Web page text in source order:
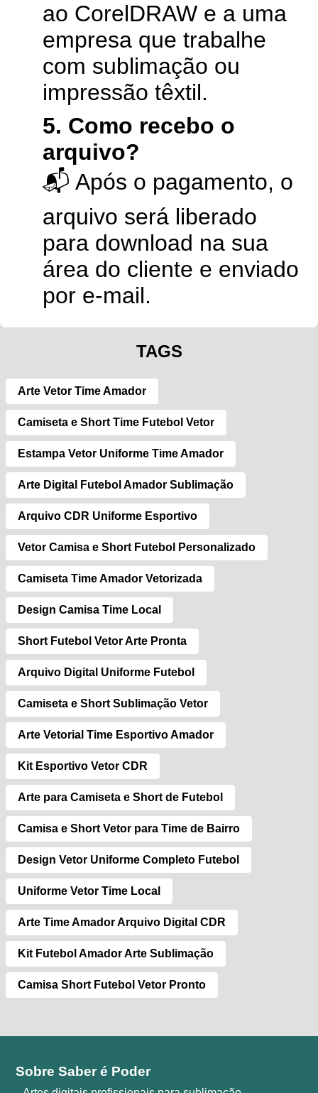
ao CorelDRAW e a uma
empresa que trabalhe
com sublimação ou
impressão têxtil.
5. Como recebo o
arquivo?
📬 Após o pagamento, o
arquivo será liberado
para download na sua
área do cliente e enviado
por e-mail.
TAGS
Arte Vetor Time Amador
Camiseta e Short Time Futebol Vetor
Estampa Vetor Uniforme Time Amador
Arte Digital Futebol Amador Sublimação
Arquivo CDR Uniforme Esportivo
Vetor Camisa e Short Futebol Personalizado
Camiseta Time Amador Vetorizada
Design Camisa Time Local
Short Futebol Vetor Arte Pronta
Arquivo Digital Uniforme Futebol
Camiseta e Short Sublimação Vetor
Arte Vetorial Time Esportivo Amador
Kit Esportivo Vetor CDR
Arte para Camiseta e Short de Futebol
Camisa e Short Vetor para Time de Bairro
Design Vetor Uniforme Completo Futebol
Uniforme Vetor Time Local
Arte Time Amador Arquivo Digital CDR
Kit Futebol Amador Arte Sublimação
Camisa Short Futebol Vetor Pronto
Sobre Saber é Poder